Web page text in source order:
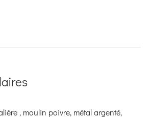
, moulin poivre, métal argenté,